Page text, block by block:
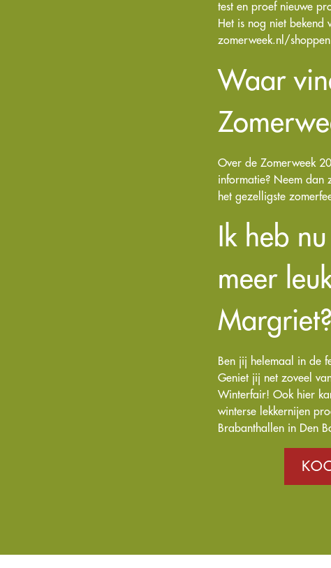
test en proef nieuwe
Het is nog niet bekend
zomerweek.nl/
Waar
Over de Zomerweek
informatie? Neem dan
het gezelligste
Ik heb
meer
Margriet?
Ben jij helemaal in de
Geniet jij net zoveel
Winterfair! Ook hier
winterse lekkernijen
Brabanthallen in Den